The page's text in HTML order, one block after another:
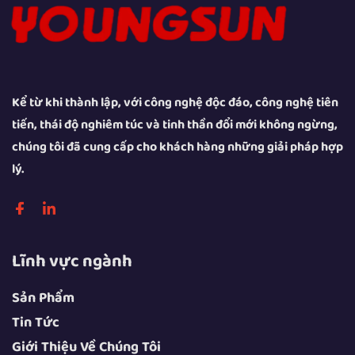
nhiều mẫu máy được trang bị bánh xe in mã tích hợp, cho
phép in đồng thời các thông tin nhận dạng như số lô, ngày
xuất tổng thể. Hiện nay, máy hàn băng keo được ứng dụng
rộng rãi trong các ngành chế biến thực phẩm, sản xuất
hiệu quả đóng gói đồng thời đảm bảo tính toàn vẹn của sản
Máy hàn chung: Thiết bị đa năng đáp ứng
nhu cầu đóng gói đa dạng
Là một thuật ngữ chung chỉ loạt thiết bị đóng kín bao bì,
Kể từ khi thành lập, với công nghệ độc đáo, công nghệ tiên
tiến, thái độ nghiêm túc và tinh thần đổi mới không ngừng,
chúng tôi đã cung cấp cho khách hàng những giải pháp hợp
lý.
Lĩnh vực ngành
Sản Phẩm
Tin Tức
Giới Thiệu Về Chúng Tôi